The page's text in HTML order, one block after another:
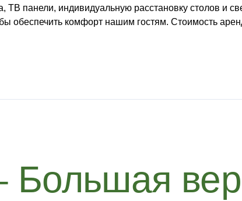
ТВ панели, индивидуальную расстановку столов и
обеспечить комфорт нашим гостям. Стоимость
Большая